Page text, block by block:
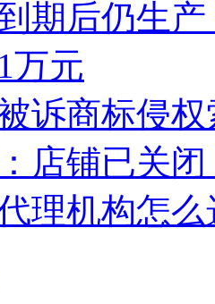
期后仍生
万元
诉商标侵
店铺已关
理机构怎么